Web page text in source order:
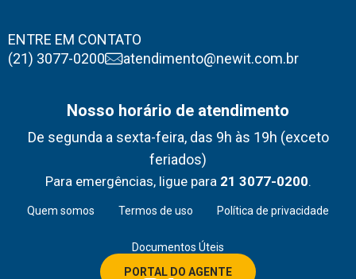
ENTRE EM CONTATO
(21) 3077-0200
atendimento@newit.com.br
Nosso horário de atendimento
De segunda a sexta-feira, das 9h às 19h (exceto
feriados)
Para emergências, ligue para 21 3077-0200.
Quem somos Termos de uso Política de privacidade
Documentos Úteis
PORTAL DO AGENTE